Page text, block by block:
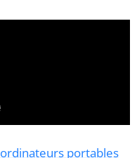
ordinateurs portables